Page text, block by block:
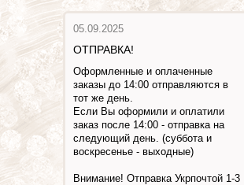
05.09.2025
ОТПРАВКА!
Оформленные и оплаченные
заказы до 14:00 отправляются в
тот же день.
Если Вы оформили и оплатили
заказ после 14:00 - отправка на
следующий день. (суббота и
воскресенье - выходные)
Внимание! Отправка Укрпочтой 1-3